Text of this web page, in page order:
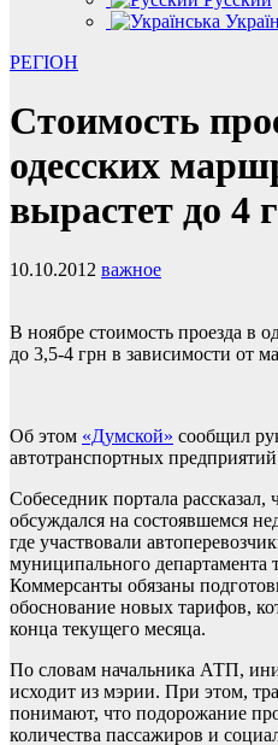
РЕГІОН
Стоимость
одесских
вырастет до 4
10.10.2012 важное
В ноябре стоимость проезда в
до 3,5-4 грн в зависимости от
Об этом «Думской» сообщил
автотранспортных
Собеседник портала
обсуждался на состоявшемся
где участвовали
муниципального департамента
Коммерсанты обязаны
обоснование новых тарифов,
конца текущего месяца.
По словам начальника АТП,
исходит из мэрии. При этом,
понимают, что подорожание
количества пассажиров и